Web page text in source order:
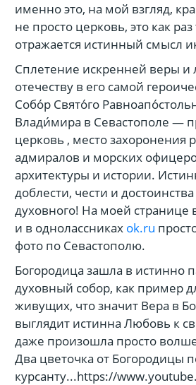
именно это, на мой взгляд,
не просто церковь, это как
отражается истинный смысл
Сплетение искренней веры и
отечеству в его самой
Собо́р Свято́го
Влади́мира в Севастополе —
церковь , место захоронения
адмиралов и морских
архитектуры и истории.
доблести, чести и
духовного! На моей странице
и в однолассниках ok.ru
фото по Севастополю.
Богородица зашла в истинно
духовный собор, как пример
живущих, что значит Вера в
выглядит истинна Любовь к
даже произошла просто
Два цветочка от Богородицы
курсанту...https://